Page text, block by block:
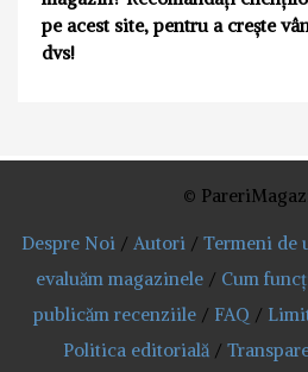
pe acest site, pentru a crește
dvs!
©
Despre Noi / Autori / Termeni de
evaluăm magazinele / Cum
publicăm recenziile / FAQ /
Politica editorială /